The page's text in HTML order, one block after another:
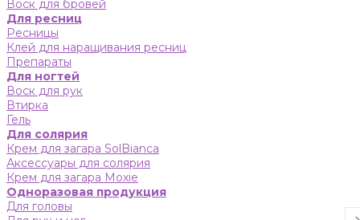
Воск для бровей
Для ресниц
Ресницы
Клей для наращивания ресниц
Препараты
Для ногтей
Воск для рук
Втирка
Гель
Для солярия
Крем для загара SolBianca
Аксессуары для солярия
Крем для загара Moxie
Одноразовая продукция
Для головы